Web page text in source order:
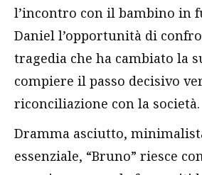
l’incontro con il bambino in
Daniel l’opportunità di
tragedia che ha cambiato la
compiere il passo decisivo
riconciliazione con la società.
Dramma asciutto,
essenziale, “Bruno” riesce